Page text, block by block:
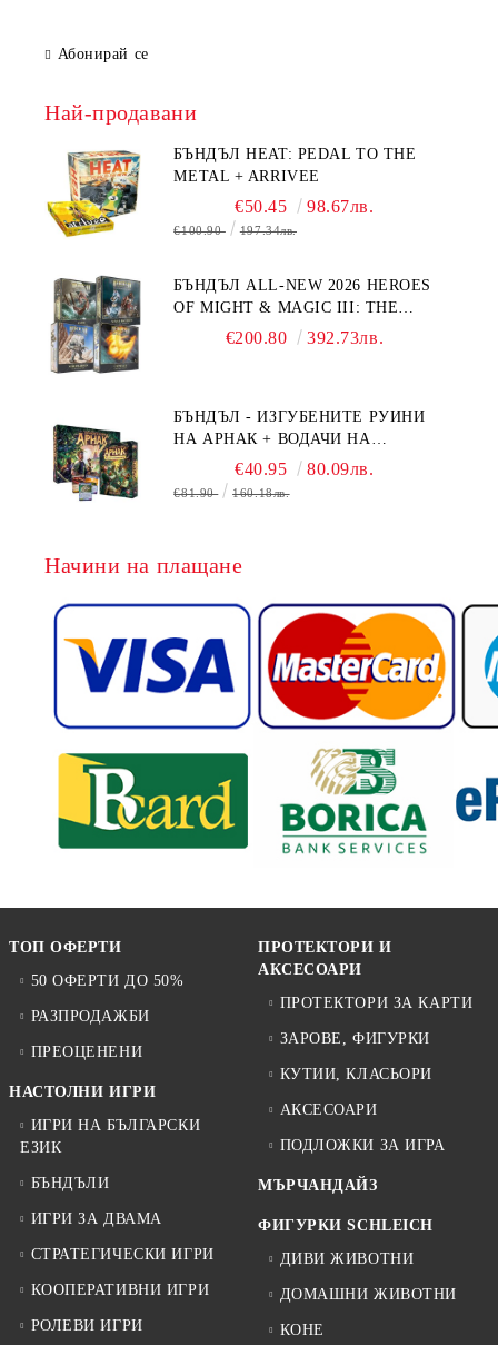
Абонирай се
Най-продавани
БЪНДЪЛ HEAT: PEDAL TO THE
METAL + ARRIVEE
€50.45 98.67лв.
€100.90 197.34лв.
БЪНДЪЛ ALL-NEW 2026 HEROES
OF MIGHT & MAGIC III: THE
BOARD GAME EXPANSIONS -
€200.80 392.73лв.
БЪНДЪЛ - ИЗГУБЕНИТЕ РУИНИ
НА АРНАК + ВОДАЧИ НА
ЕКСПЕДИЦИИ + ПРОМО КАРТИ
БЕЗПЛАТНО
€40.95 80.09лв.
€81.90 160.18лв.
Начини на плащане
ТОП ОФЕРТИ
50 ОФЕРТИ ДО 50%
РАЗПРОДАЖБИ
ПРЕОЦЕНЕНИ
НАСТОЛНИ ИГРИ
ИГРИ НА БЪЛГАРСКИ
ЕЗИК
БЪНДЪЛИ
ИГРИ ЗА ДВАМА
СТРАТЕГИЧЕСКИ ИГРИ
КООПЕРАТИВНИ ИГРИ
РОЛЕВИ ИГРИ
ПРОТЕКТОРИ И
АКСЕСОАРИ
ПРОТЕКТОРИ ЗА КАРТИ
ЗАРОВЕ, ФИГУРКИ
КУТИИ, КЛАСЬОРИ
АКСЕСОАРИ
ПОДЛОЖКИ ЗА ИГРА
МЪРЧАНДАЙЗ
ФИГУРКИ SCHLEICH
ДИВИ ЖИВОТНИ
ДОМАШНИ ЖИВОТНИ
КОНЕ